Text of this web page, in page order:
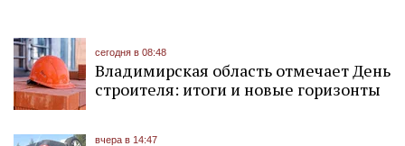
сегодня в 08:48
Владимирская область отмечает День
строителя: итоги и новые горизонты
вчера в 14:47